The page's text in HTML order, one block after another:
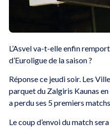
L’Asvel va-t-elle enfin
d’Euroligue de la saison ?
Réponse ce jeudi soir. Les
parquet du Zalgiris Kaunas
a perdu ses 5 premiers
Le coup d’envoi du match